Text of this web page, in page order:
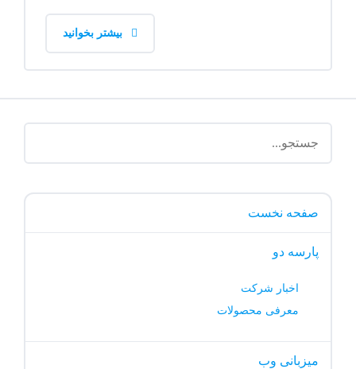
صفحه نخست
پارسه دو
اخبار شرکت
معرفی محصولات
میزبانی وب